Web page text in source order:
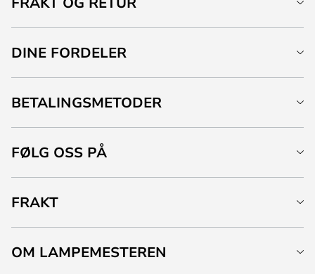
DINE FORDELER
BETALINGSMETODER
FØLG OSS PÅ
FRAKT
OM LAMPEMESTEREN